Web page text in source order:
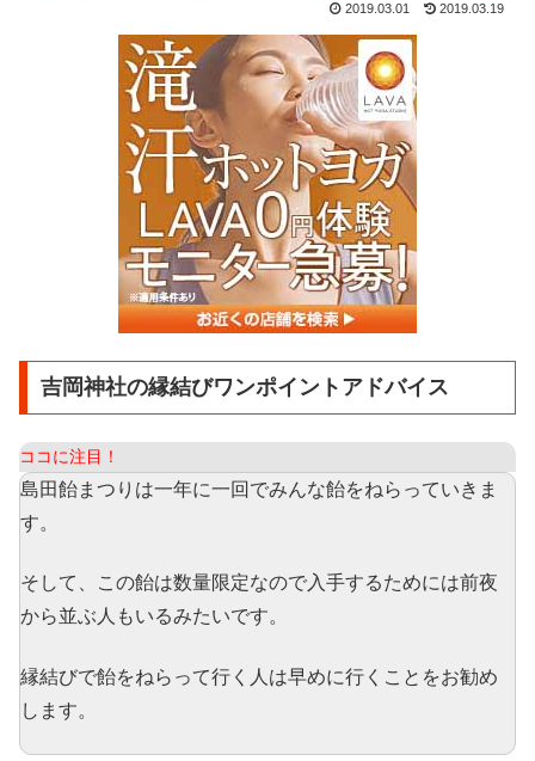
2019.03.01 2019.03.19
吉岡神社の縁結びワンポイントアドバイス
ココに注目！
島田飴まつりは一年に一回でみんな飴をねらっていきま
す。
そして、この飴は数量限定なので入手するためには前夜
から並ぶ人もいるみたいです。
縁結びで飴をねらって行く人は早めに行くことをお勧め
します。